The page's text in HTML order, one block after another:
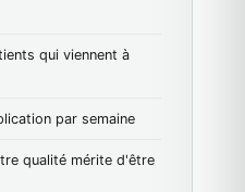
qui viennent à
par semaine
qualité mérite d'être